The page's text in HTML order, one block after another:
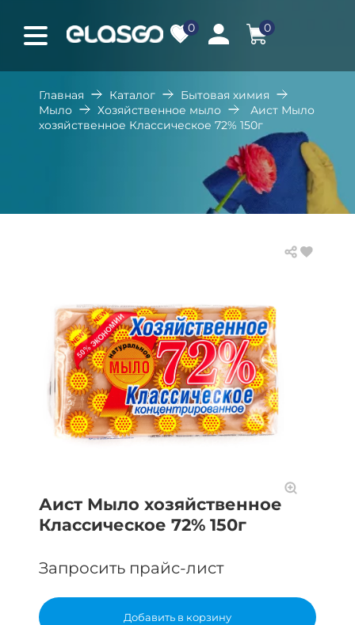
0 0
Главная Каталог
Бытовая химия
Мыло
Хозяйственное мыло
Аист Мыло
хозяйственное Классическое 72% 150г
Аист Мыло хозяйственное
Классическое 72% 150г
Запросить прайс-лист
Добавить в корзину